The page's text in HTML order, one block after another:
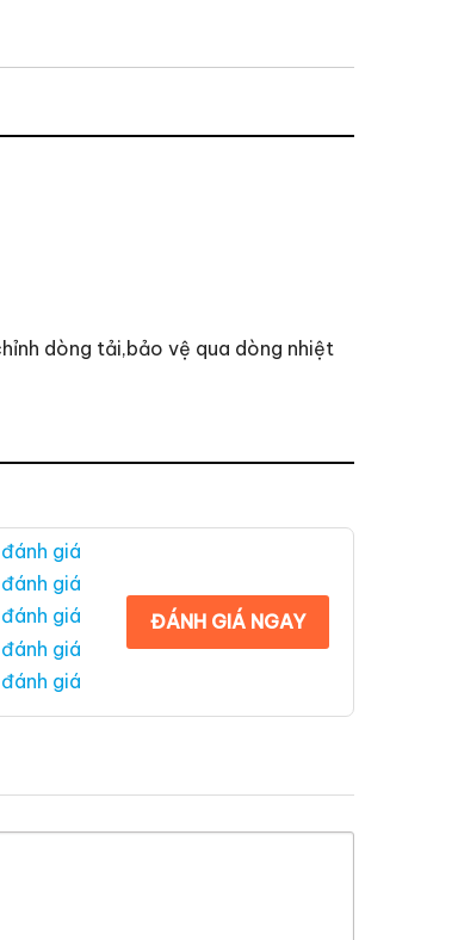
dòng tải,bảo vệ qua dòng nhiệt
đánh giá
đánh giá
đánh giá
đánh giá
đánh giá
ĐÁNH GIÁ NGAY